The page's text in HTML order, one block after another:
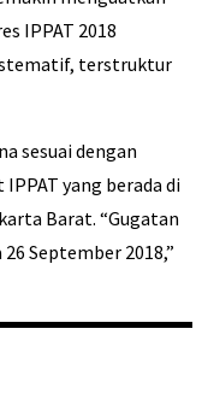
IPPAT 2018
terstruktur
sesuai dengan
yang berada di
Barat. “Gugatan
September 2018,”